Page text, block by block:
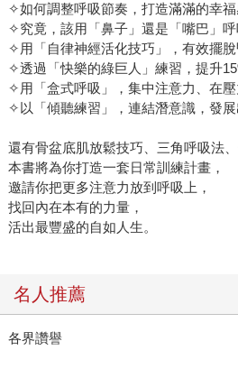
✧如何調整呼吸節奏，打造滿滿的幸福
✧究竟，該用「鼻子」還是「嘴巴」呼
✧用「自律神經活化技巧」，有效擺脫
✧透過「快樂的綠巨人」練習，提升
✧用「盒式呼吸」，集中注意力、在壓
✧以「傾聽練習」，連結潛意識，發展
還有骨盆底肌放鬆技巧、三角呼吸法
本書將為你打造一套日常訓練計畫，
邀請你把更多注意力放到呼吸上，
找回內在本有的力量，
活出最豐盛的自如人生。
名人推薦
各界讚譽